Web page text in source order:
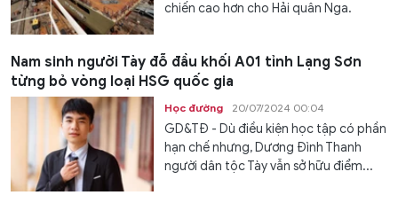
chiến cao hơn cho Hải quân Nga.
Nam sinh người Tày đỗ đầu khối A01 tỉnh Lạng Sơn
từng bỏ vòng loại HSG quốc gia
Học đường 20/07/2024 00:04
GD&TĐ - Dù điều kiện học tập có phần
hạn chế nhưng, Dương Đình Thanh
người dân tộc Tày vẫn sở hữu điểm...